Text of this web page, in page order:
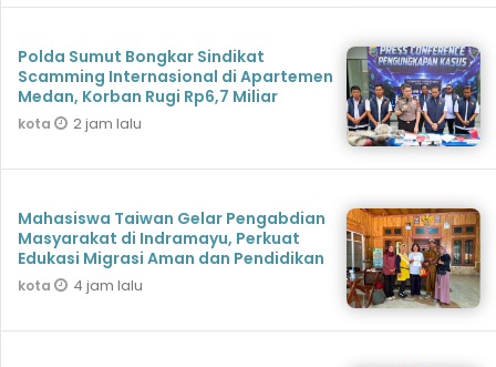
Polda Sumut Bongkar Sindikat
Scamming Internasional di Apartemen
Medan, Korban Rugi Rp6,7 Miliar
kota 2 jam lalu
Mahasiswa Taiwan Gelar Pengabdian
Masyarakat di Indramayu, Perkuat
Edukasi Migrasi Aman dan Pendidikan
kota 4 jam lalu